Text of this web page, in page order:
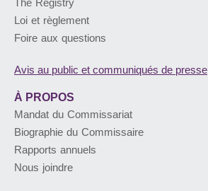
The Registry
Loi et règlement
Foire aux questions
Avis au public et communiqués de presse
À PROPOS
Mandat du Commissariat
Biographie du Commissaire
Rapports annuels
Nous joindre